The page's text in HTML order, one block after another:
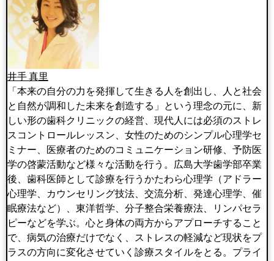
井手 真里
「本来の自分の力を発揮して生きる人を創出し、人と社会
と自然が調和した未来を創造する」という理念の元に、新
しい形の歯科クリニックの経営、現代人には必須のストレ
スコントロールレッスン、女性のためのシンプル心理学セ
ミナー、医療者のためのコミュニケーション研修、予防医
学の啓蒙活動など様々な活動を行う。広島大学歯学部卒業
後、歯科医師として診療を行うかたわら心理学（アドラー
心理学、カウンセリング技法、交流分析、発達心理学、催
眠療法など）、東洋哲学、分子整合栄養療法、リンパセラ
ピーなどを学ぶ。心と身体の両方からアプローチすること
で、病気の治療だけでなく、ストレスの軽減など現状をプ
ラスの方向に変化させていく診療スタイルをとる。プライ